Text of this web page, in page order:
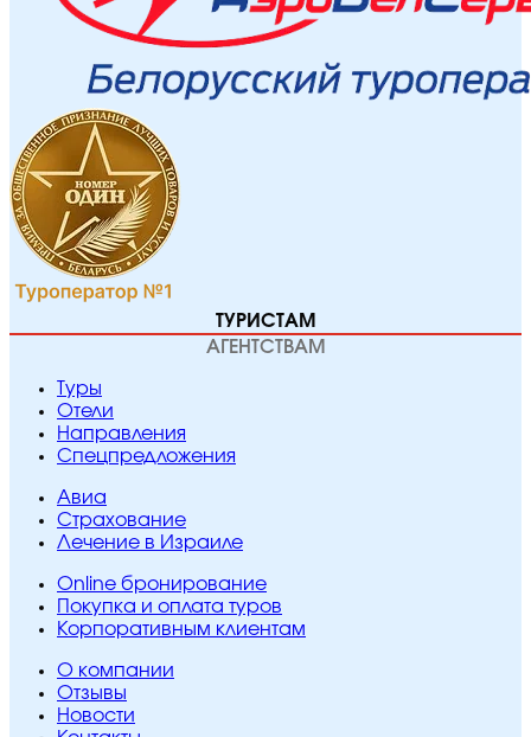
ТУРИСТАМ
АГЕНТСТВАМ
Туры
Отели
Направления
Спецпредложения
Авиа
Страхование
Лечение в Израиле
Online бронирование
Покупка и оплата туров
Корпоративным клиентам
O компании
Отзывы
Новости